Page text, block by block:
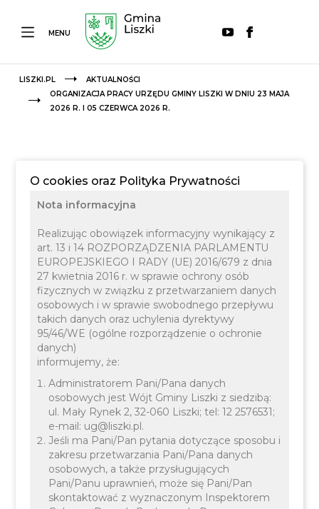
MENU
LISZKI.PL
AKTUALNOŚCI
ORGANIZACJA PRACY URZĘDU GMINY LISZKI W DNIU 23 MAJA
2026 R. I 05 CZERWCA 2026 R.
06 MAJA 2026 INFORMACJE
Organizacja pracy Urzędu
Gminy Liszki w dniu 23
maja 2026 r. i 05 czerwca
O cookies oraz Polityka Prywatności
Nota informacyjna
Realizując obowiązek informacyjny wynikający z
art. 13 i 14 ROZPORZĄDZENIA PARLAMENTU
EUROPEJSKIEGO I RADY (UE) 2016/679 z dnia
27 kwietnia 2016 r. w sprawie ochrony osób
fizycznych w związku z przetwarzaniem danych
osobowych i w sprawie swobodnego przepływu
takich danych oraz uchylenia dyrektywy
95/46/WE (ogólne rozporządzenie o ochronie
danych)
informujemy, że:
Administratorem Pani/Pana danych
osobowych jest Wójt Gminy Liszki z siedzibą:
ul. Mały Rynek 2, 32-060 Liszki; tel: 12 2576531;
e-mail: ug@liszki.pl.
Jeśli ma Pani/Pan pytania dotyczące sposobu i
zakresu przetwarzania Pani/Pana danych
osobowych, a także przysługujących
Pani/Panu uprawnień, może się Pani/Pan
skontaktować z wyznaczonym Inspektorem